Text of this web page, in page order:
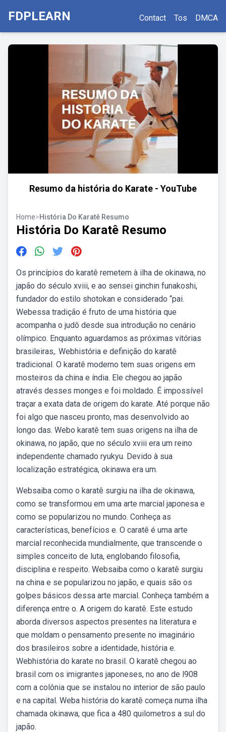
FDPLEARN Contact Tos DMCA
Resumo da história do Karate - YouTube
Home>História Do Karatê Resumo
História Do Karatê Resumo
Os princípios do karatê remetem à ilha de okinawa, no
japão do século xviii, e ao sensei ginchin funakoshi,
fundador do estilo shotokan e considerado “pai.
Webessa tradição é fruto de uma história que
acompanha o judô desde sua introdução no cenário
olímpico. Enquanto aguardamos as próximas vitórias
brasileiras,. Webhistória e definição do karatê
tradicional. O karatê moderno tem suas origens em
mosteiros da china e índia. Ele chegou ao japão
através desses monges e foi moldado. É impossível
traçar a exata data de origem do karate. Até porque não
foi algo que nasceu pronto, mas desenvolvido ao
longo das. Webo karatê tem suas origens na ilha de
okinawa, no japão, que no século xviii era um reino
independente chamado ryukyu. Devido à sua
localização estratégica, okinawa era um.
Websaiba como o karatê surgiu na ilha de okinawa,
como se transformou em uma arte marcial japonesa e
como se popularizou no mundo. Conheça as
características, benefícios e. O caratê é uma arte
marcial reconhecida mundialmente, que transcende o
simples conceito de luta, englobando filosofia,
disciplina e respeito. Websaiba como o karatê surgiu
na china e se popularizou no japão, e quais são os
golpes básicos dessa arte marcial. Conheça também a
diferença entre o. A origem do karatê. Este estudo
aborda diversos aspectos presentes na literatura e
que moldam o pensamento presente no imaginário
dos brasileiros sobre a identidade, história e.
Webhistória do karate no brasil. O karatê chegou ao
brasil com os imigrantes japoneses, no ano de l908
com a colônia que se instalou no interior de são paulo
e na capital. Weba história do karatê começa numa ilha
chamada okinawa, que fica a 480 quilometros a sul do
japão.